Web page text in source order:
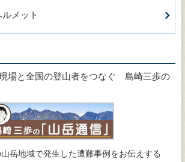
メット
場と全国の登山者をつなぐ 島崎三歩の
岳地域で発生した遭難事例をお伝えする